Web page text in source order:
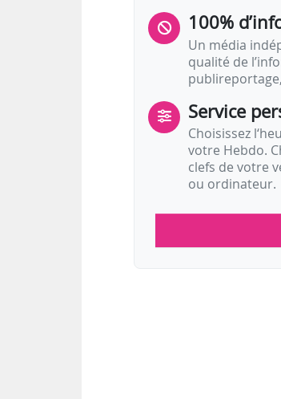
100%
Un média
qualité de
Service
Choisissez
votre Hebdo.
clefs de votre
ou ordinateur.